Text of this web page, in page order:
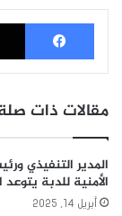
فيسبوك
مقالات ذات
المدير التنفيذي
الأمنية للدبة يتوعد
أبريل 14, 2025